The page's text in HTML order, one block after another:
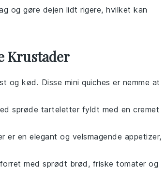
og gøre dejen lidt rigere, hvilket kan
Krustader
og kød . Disse mini quiches er nemme at
sprøde tarteletter fyldt med en cremet
er en elegant og velsmagende appetizer,
forret med sprødt brød , friske tomater og